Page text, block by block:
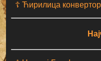
☦ Ћирилица конвертор